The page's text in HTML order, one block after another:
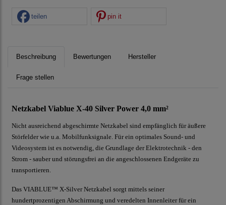
teilen pin it
Beschreibung Bewertungen Hersteller
Frage stellen
Netzkabel Viablue X-40 Silver Power 4,0 mm²
Nicht ausreichend abgeschirmte Netzkabel sind empfänglich für äußere
Störfelder wie u.a. Mobilfunksignale. Für ein optimales Sound- und
Videosystem ist es notwendig, die Grundlage der Elektrotechnik - den
Strom - sauber und störungsfrei an die angeschlossenen Endgeräte zu
transportieren.
Das VIABLUE™ X-Silver Netzkabel sorgt mittels seiner
hundertprozentigen Abschirmung und veredelten Innenleiter für ein